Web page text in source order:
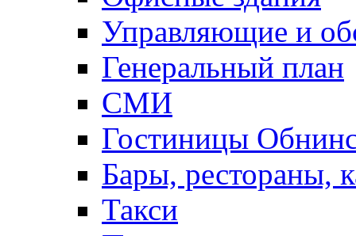
Управляющие и
Генеральный план
СМИ
Гостиницы
Бары, рестораны,
Такси